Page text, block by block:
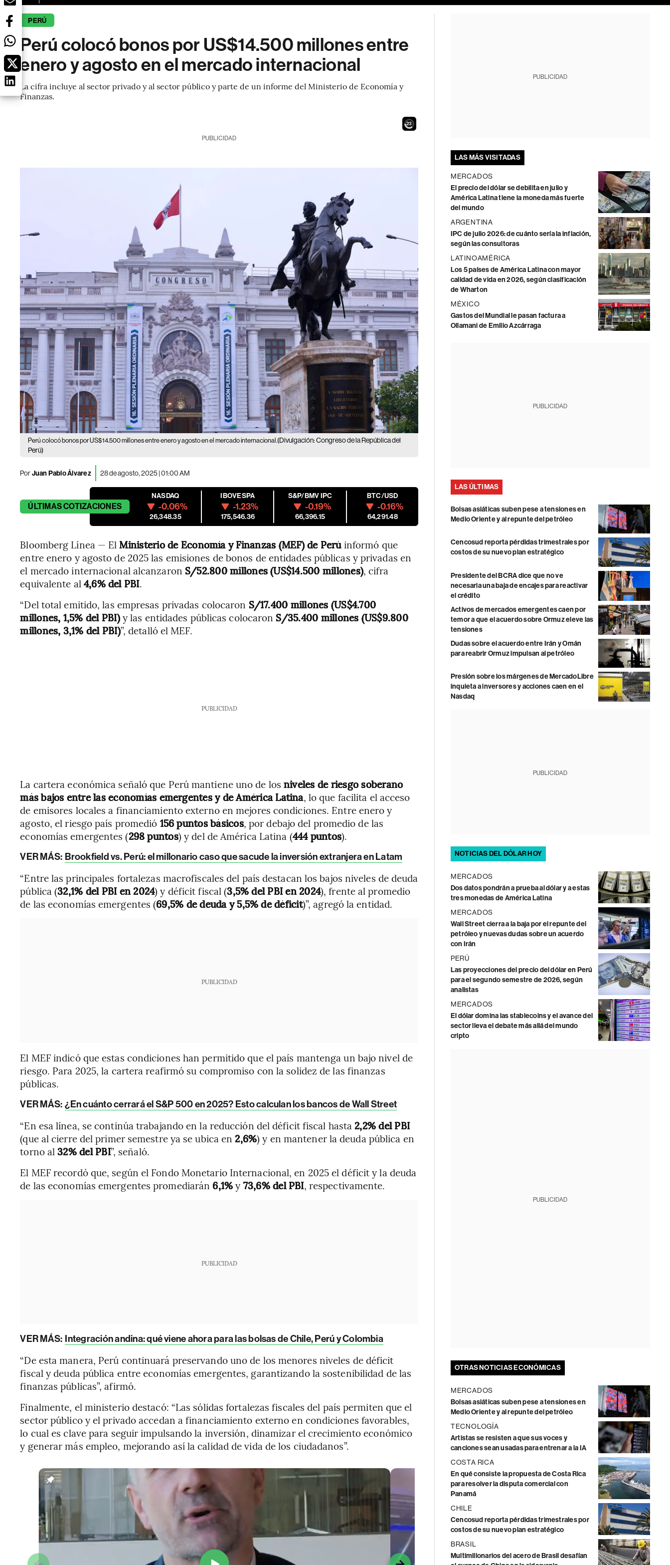
PERÚ
Perú colocó bonos por US$14.500 millones entre
enero y agosto en el mercado internacional
La cifra incluye al sector privado y al sector público y parte de un informe del Ministerio de Economía y
Finanzas.
21
PUBLICIDAD
Perú colocó bonos por US$14.500 millones entre enero y agosto en el mercado internacional.(Divulgación: Congreso de la República del
Perú)
PorJuan Pablo Álvarez 28 de agosto, 2025 | 01:00 AM
ÚLTIMASCOTIZACIONES
NASDAQ
-0.06%
26,348.35
IBOVESPA
-1.23%
175,546.36
S&P/BMV IPC
-0.19%
66,396.15
BTC/USD
-0.16%
64,291.48
Bloomberg Línea — ElMinisterio de Economía y Finanzas (MEF) de Perúinformó que
entre enero y agosto de 2025 las emisiones de bonos de entidades públicas y privadas en
el mercado internacional alcanzaron S/52.800 millones (US$14.500 millones), cifra
equivalente al 4,6% del PBI.
“Del total emitido, las empresas privadas colocaron S/17.400 millones (US$4.700
millones, 1,5% del PBI)y las entidades públicas colocaron S/35.400 millones (US$9.800
millones, 3,1% del PBI)”, detalló el MEF.
PUBLICIDAD
La cartera económica señaló que Perú mantiene uno de losniveles de riesgo soberano
más bajos entre las economías emergentes y de América Latina, lo que facilita el acceso
de emisores locales a financiamiento externo en mejores condiciones. Entre enero y
agosto, el riesgo país promedió 156 puntos básicos, por debajo del promedio de las
economías emergentes (298 puntos) y del de América Latina (444 puntos).
VER MÁS: Brookfield vs. Perú: el millonario caso que sacude la inversión extranjera en Latam
“Entre las principales fortalezas macrofiscales del país destacan los bajos niveles de deuda
pública (32,1% del PBI en 2024) y déficit fiscal (3,5% del PBI en 2024), frente al promedio
de las economías emergentes (69,5% de deuda y 5,5% de déficit)”, agregó la entidad.
PUBLICIDAD
El MEF indicó que estas condiciones han permitido que el país mantenga un bajo nivel de
riesgo. Para 2025, la cartera reafirmó su compromiso con la solidez de las finanzas
públicas.
VER MÁS: ¿En cuánto cerrará el S&P 500 en 2025? Esto calculan los bancos de Wall Street
“En esa línea, se continúa trabajando en la reducción del déficit fiscal hasta 2,2% del PBI
(que al cierre del primer semestre ya se ubica en 2,6%) y en mantener la deuda pública en
torno al32% del PBI”, señaló.
El MEF recordó que, según el Fondo Monetario Internacional, en 2025 el déficit y la deuda
de las economías emergentes promediarán 6,1%y 73,6% del PBI, respectivamente.
PUBLICIDAD
VER MÁS: Integración andina: qué viene ahora para las bolsas de Chile, Perú y Colombia
“De esta manera, Perú continuará preservando uno de los menores niveles de déficit
fiscal y deuda pública entre economías emergentes, garantizando la sostenibilidad de las
finanzas públicas”, afirmó.
Finalmente, el ministerio destacó: “Las sólidas fortalezas fiscales del país permiten que el
sector público y el privado accedan a financiamiento externo en condiciones favorables,
lo cual es clave para seguir impulsando la inversión, dinamizar el crecimiento económico
y generar más empleo, mejorando así la calidad de vida de los ciudadanos”.
PUBLICIDAD
LAS MÁS VISITADAS
MERCADOS
El precio del dólar se debilita en julio y
América Latina tiene la moneda más fuerte
del mundo
ARGENTINA
IPC de julio 2026: de cuánto sería la inflación,
según las consultoras
LATINOAMÉRICA
Los 5 países de América Latina con mayor
calidad de vida en 2026, según clasificación
de Wharton
MÉXICO
Gastos del Mundial le pasan factura a
Ollamani de Emilio Azcárraga
PUBLICIDAD
LAS ÚLTIMAS
Bolsas asiáticas suben pese a tensiones en
Medio Oriente y al repunte del petróleo
Cencosud reporta pérdidas trimestrales por
costos de su nuevo plan estratégico
Presidente del BCRA dice que no ve
necesaria una baja de encajes para reactivar
el crédito
Activos de mercados emergentes caen por
temor a que el acuerdo sobre Ormuz eleve las
tensiones
Dudas sobre el acuerdo entre Irán y Omán
para reabrir Ormuz impulsan al petróleo
Presión sobre los márgenes de MercadoLibre
inquieta a inversores y acciones caen en el
Nasdaq
PUBLICIDAD
NOTICIAS DEL DÓLAR HOY
MERCADOS
Dos datos pondrán a prueba al dólar y a estas
tres monedas de América Latina
MERCADOS
Wall Street cierra a la baja por el repunte del
petróleo y nuevas dudas sobre un acuerdo
con Irán
PERÚ
Las proyecciones del precio del dólar en Perú
para el segundo semestre de 2026, según
analistas
MERCADOS
El dólar domina las stablecoins y el avance del
sector lleva el debate más allá del mundo
cripto
PUBLICIDAD
OTRAS NOTICIAS ECONÓMICAS
MERCADOS
Bolsas asiáticas suben pese a tensiones en
Medio Oriente y al repunte del petróleo
TECNOLOGÍA
Artistas se resisten a que sus voces y
canciones sean usadas para entrenar a la IA
COSTA RICA
En qué consiste la propuesta de Costa Rica
para resolver la disputa comercial con
Panamá
CHILE
Cencosud reporta pérdidas trimestrales por
costos de su nuevo plan estratégico
BRASIL
Multimillonarios del acero de Brasil desafían